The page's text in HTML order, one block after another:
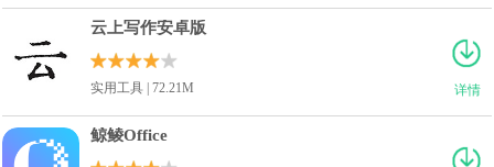
详情
云上写作安卓版
实用工具 | 72.21M
鲸鲮Office